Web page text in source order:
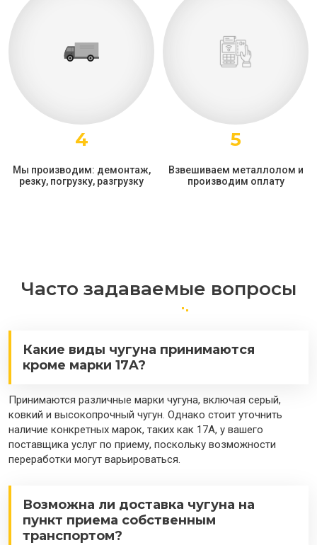
4
Мы производим: демонтаж,
резку, погрузку, разгрузку
5
Взвешиваем металлолом и
производим оплату
Часто задаваемые вопросы
Какие виды чугуна принимаются
кроме марки 17A?
Принимаются различные марки чугуна, включая серый,
ковкий и высокопрочный чугун. Однако стоит уточнить
наличие конкретных марок, таких как 17A, у вашего
поставщика услуг по приему, поскольку возможности
переработки могут варьироваться.
Возможна ли доставка чугуна на
пункт приема собственным
транспортом?